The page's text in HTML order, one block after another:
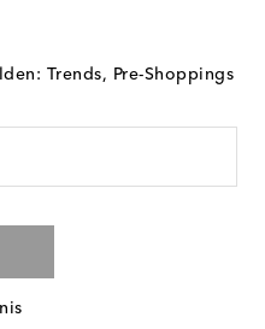
Trends, Pre-Shoppings